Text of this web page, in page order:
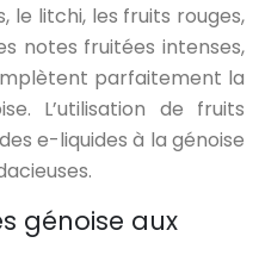
le litchi, les fruits rouges,
notes fruitées intenses,
parfaitement la
L’utilisation de fruits
e-liquides à la génoise
génoise aux